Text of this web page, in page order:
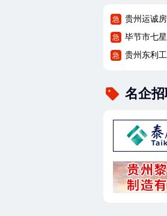
急
急 毕节市七
急 贵州东利
名企